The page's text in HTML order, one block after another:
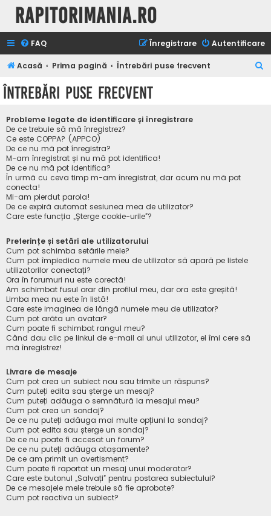
Rapitorimania.ro
FAQ Autentificare
Înregistrare
Acasă Prima pagină Întrebări puse frecvent
Întrebări puse frecvent
Probleme legate de identificare și înregistrare
De ce trebuie să mă înregistrez?
Ce este COPPA? (APPCO)
De ce nu mă pot înregistra?
M-am înregistrat și nu mă pot identifica!
De ce nu mă pot identifica?
În urmă cu ceva timp m-am înregistrat, dar acum nu mă pot
conecta!
Mi-am pierdut parola!
De ce expiră automat sesiunea mea de utilizator?
Care este funcția „Șterge cookie-urile”?
Preferințe și setări ale utilizatorului
Cum pot schimba setările mele?
Cum pot împiedica numele meu de utilizator să apară pe listele
utilizatorilor conectați?
Ora în forumuri nu este corectă!
Am schimbat fusul orar din profilul meu, dar ora este greșită!
Limba mea nu este în listă!
Care este imaginea de lângă numele meu de utilizator?
Cum pot arăta un avatar?
Cum poate fi schimbat rangul meu?
Când dau clic pe linkul de e-mail al unui utilizator, el îmi cere să
mă înregistrez!
Livrare de mesaje
Cum pot crea un subiect nou sau trimite un răspuns?
Cum puteți edita sau șterge un mesaj?
Cum puteți adăuga o semnătură la mesajul meu?
Cum pot crea un sondaj?
De ce nu puteți adăuga mai multe opțiuni la sondaj?
Cum pot edita sau șterge un sondaj?
De ce nu poate fi accesat un forum?
De ce nu puteți adăuga atașamente?
De ce am primit un avertisment?
Cum poate fi raportat un mesaj unui moderator?
Care este butonul „Salvați” pentru postarea subiectului?
De ce mesajele mele trebuie să fie aprobate?
Cum pot reactiva un subiect?